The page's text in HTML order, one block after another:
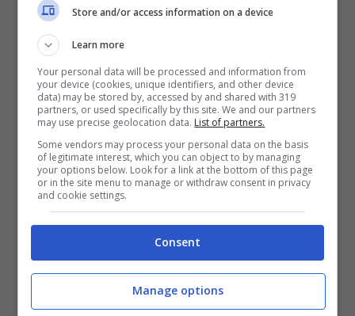
Matteo Salvini bacchetta l’uso degli autovelox (Ansa Foto) –
Fuoristrada.it
Il problema però sono anche, secondo alcune
associazioni di consumatori, lescelte delle
amministrazioni comunali. Alcuni
scientemente infatti decidono dove piazzare
le rilevazioni e poi abbassano i limiti fino a 70,
50 o 30 km/h solo per incassare.
Come difendersi dagli
autovelox: oltre al rispetto
Store and/or access information on a device
Learn more
Your personal data will be processed and information from
your device (cookies, unique identifiers, and other device
data) may be stored by, accessed by and shared with 319
partners, or used specifically by this site. We and our partners
may use precise geolocation data. List of partners.
Some vendors may process your personal data on the basis
of legitimate interest, which you can object to by managing
your options below. Look for a link at the bottom of this page
or in the site menu to manage or withdraw consent in privacy
and cookie settings.
Consent
Manage options